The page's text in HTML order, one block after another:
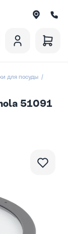
для посуды
51091